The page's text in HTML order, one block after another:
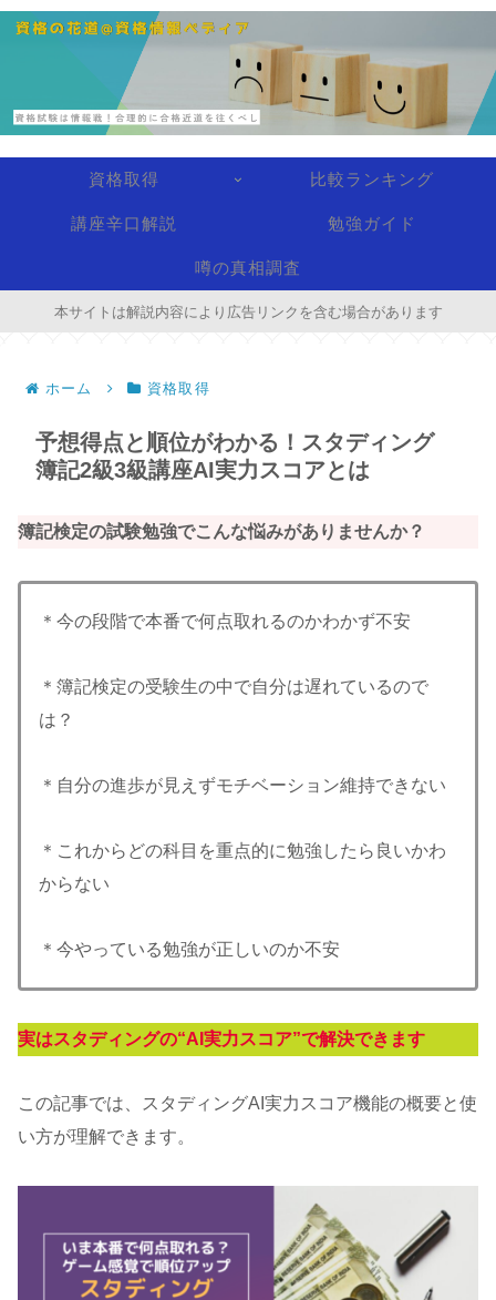
資格取得 比較ランキング
講座辛口解説 勉強ガイド
噂の真相調査
本サイトは解説内容により広告リンクを含む場合があります
ホーム 資格取得
予想得点と順位がわかる！スタディング
簿記2級3級講座AI実力スコアとは
簿記検定の試験勉強でこんな悩みがありませんか？
＊今の段階で本番で何点取れるのかわかず不安
＊簿記検定の受験生の中で自分は遅れているので
は？
＊自分の進歩が見えずモチベーション維持できない
＊これからどの科目を重点的に勉強したら良いかわ
からない
＊今やっている勉強が正しいのか不安
実はスタディングの“AI実力スコア”で解決できます
この記事では、スタディングAI実力スコア機能の概要と使
い方が理解できます。